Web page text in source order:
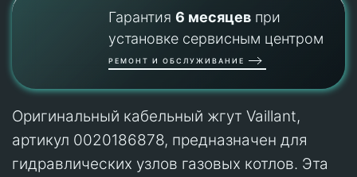
Гарантия 6 месяцевпри
установке сервисным центром
РЕМОНТ И ОБСЛУЖИВАНИЕ
Оригинальный кабельный жгут Vaillant,
артикул 0020186878, предназначен для
гидравлических узлов газовых котлов. Эта